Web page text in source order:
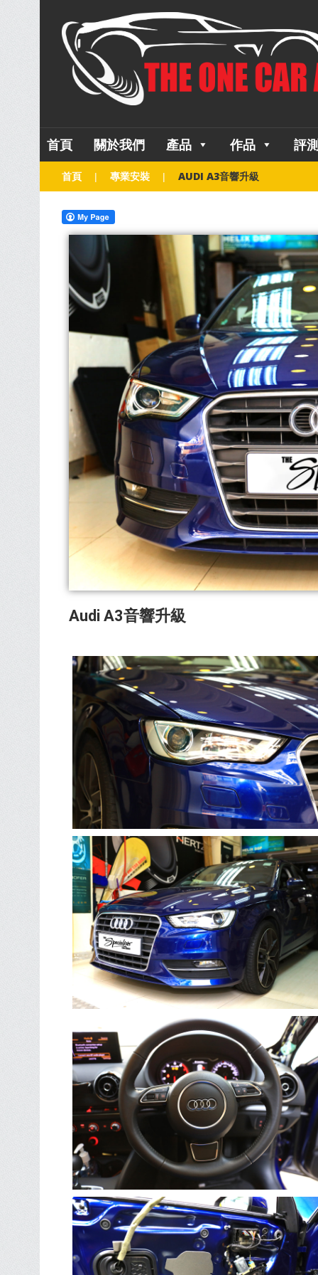
首頁 關於我們 產品 作品 評
首頁 專業安裝 AUDI A3音響升級
Audi A3音響升級